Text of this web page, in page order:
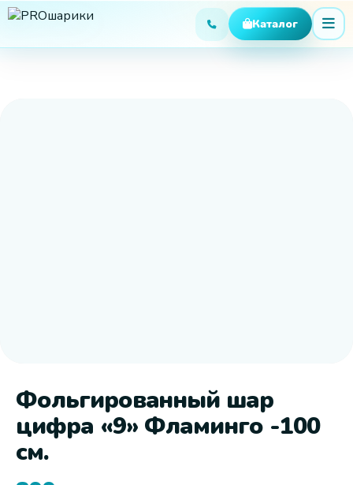
Фольгированный шар
цифра «9» Фламинго -100
см.